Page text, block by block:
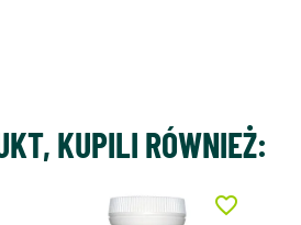
KUPILI RÓWNIEŻ:
favorite_border